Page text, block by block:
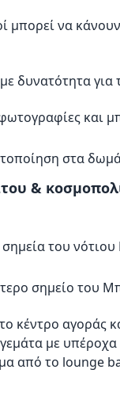
μπορεί να
δυνατότητα για
και
στα
&
του
σημείο του
κέντρο αγοράς
με
από το lounge